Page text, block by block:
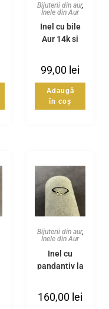
Bijuterii din aur,
Inele din Aur
Inel cu bile
Aur 14k și
neagră
99,00 lei
Adaugă
în coș
Bijuterii din aur,
Inele din Aur
Inel cu
pandantiv la
bile din
Aur14k
160,00 lei